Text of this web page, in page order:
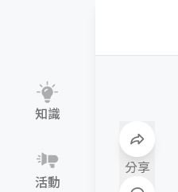
知識
活動
分享